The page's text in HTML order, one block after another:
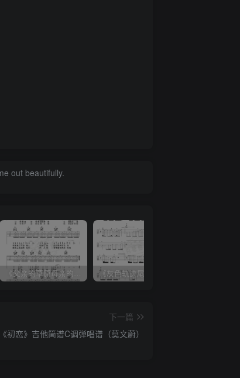
out beautifully.
《父亲的草原母亲的河》吉他简谱C调弹唱谱（腾格尔）
下一篇
《初恋》吉他简谱C调弹唱谱（莫文蔚）